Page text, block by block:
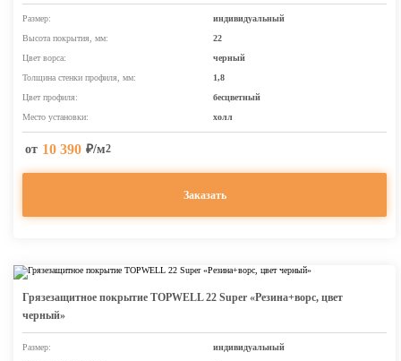
Размер:
индивидуальный
Высота покрытия, мм:
22
Цвет ворса:
черный
Толщина стенки профиля, мм:
1,8
Цвет профиля:
бесцветный
Место установки:
холл
от 10 390 ₽/м2
Заказать
Грязезащитное покрытие TOPWELL 22 Super «Резина+ворс, цвет
черный»
Размер:
индивидуальный